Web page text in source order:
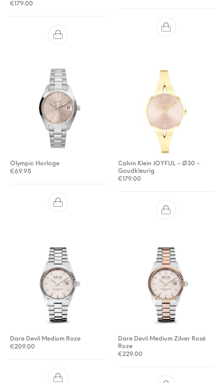
€179.00
Olympic Horloge
€69.95
Calvin Klein JOYFUL – Ø30 –
Goudkleurig
€179.00
Dare Devil Medium Roze
€209.00
Dare Devil Medium Zilver Rosé
Roze
€229.00